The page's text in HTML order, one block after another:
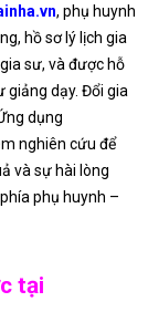
, phụ huynh
hồ sơ lý lịch gia
sư, và được hỗ
giảng dạy. Đổi gia
dụng
nghiên cứu để
và sự hài lòng
phụ huynh –
tại